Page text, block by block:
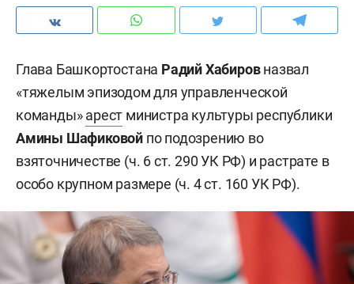
Глава Башкортостана Радий Хабировназвал
«тяжелым эпизодом для управленческой
команды»арест министра культуры республики
Амины Шафиковой по подозрению во
взяточничестве (ч. 6 ст. 290 УК РФ) и растрате в
особо крупном размере (ч. 4 ст. 160 УК РФ).